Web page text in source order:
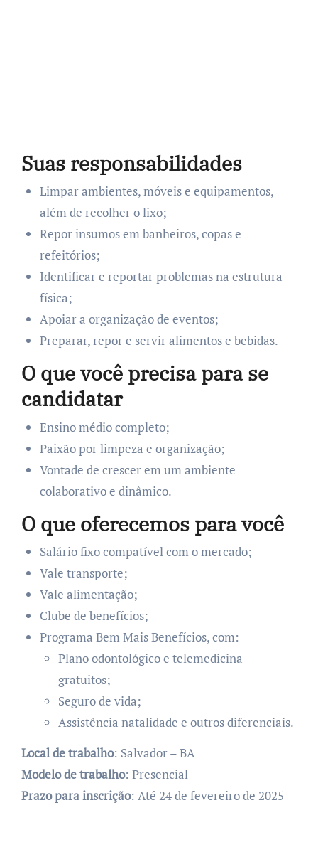
Suas responsabilidades
Limpar ambientes, móveis e equipamentos,
além de recolher o lixo;
Repor insumos em banheiros, copas e
refeitórios;
Identificar e reportar problemas na estrutura
física;
Apoiar a organização de eventos;
Preparar, repor e servir alimentos e bebidas.
O que você precisa para se
candidatar
Ensino médio completo;
Paixão por limpeza e organização;
Vontade de crescer em um ambiente
colaborativo e dinâmico.
O que oferecemos para você
Salário fixo compatível com o mercado;
Vale transporte;
Vale alimentação;
Clube de benefícios;
Programa Bem Mais Benefícios, com:
Plano odontológico e telemedicina
gratuitos;
Seguro de vida;
Assistência natalidade e outros diferenciais.
Local de trabalho: Salvador – BA
Modelo de trabalho: Presencial
Prazo para inscrição: Até 24 de fevereiro de 2025